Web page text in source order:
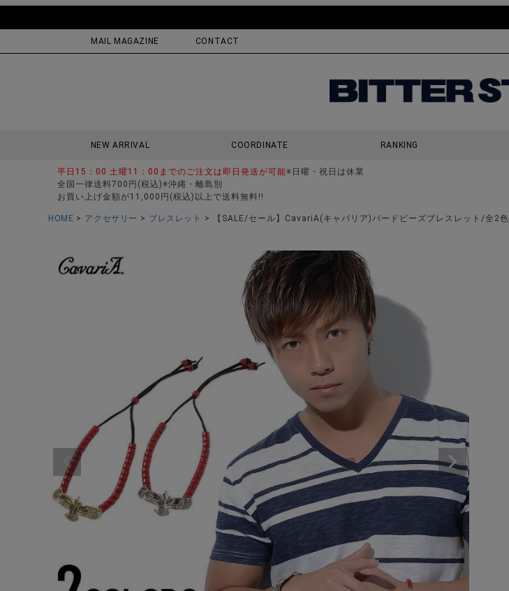
MAIL MAGAZINE CONTACT
NEW ARRIVAL COORDINATE RANKING
平日15：00 土曜11：00までのご注文は即日発送が可能※日曜・祝日は休業
全国一律送料700円(税込)※沖縄・離島別
お買い上げ金額が11,000円(税込)以上で送料無料!!
HOME アクセサリー ブレスレット 【SALE/セール】CavariA(キャバリア)バードビーズブレスレット/全2色